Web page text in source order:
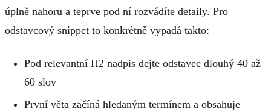
úplně nahoru a teprve pod ní rozvádíte detaily. Pro
odstavcový snippet to konkrétně vypadá takto:
Pod relevantní H2 nadpis dejte odstavec dlouhý 40 až
60 slov
První věta začíná hledaným termínem a obsahuje